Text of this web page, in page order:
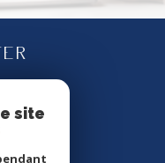
site